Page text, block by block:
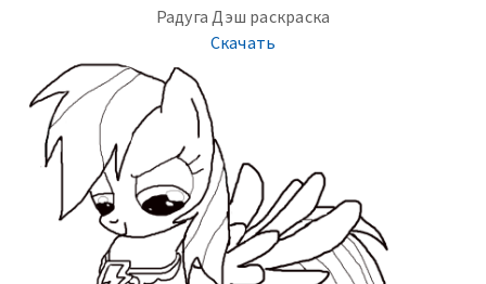
Радуга Дэш раскраска
Скачать